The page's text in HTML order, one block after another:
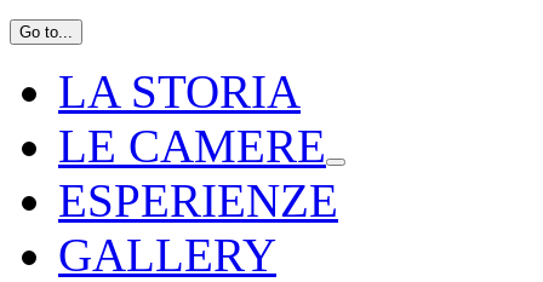
Go to...
LA STORIA
LE CAMERE
ESPERIENZE
GALLERY